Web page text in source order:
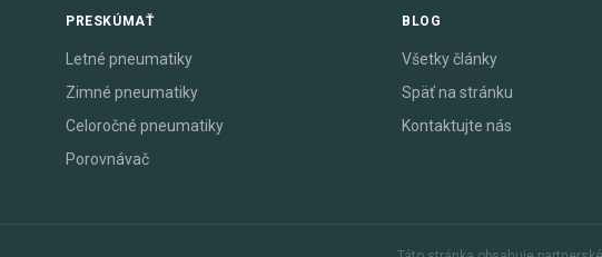
PRESKÚMAŤ
Letné pneumatiky
Zimné pneumatiky
Celoročné pneumatiky
Porovnávač
BLOG
Všetky články
Späť na stránku
Kontaktujte nás